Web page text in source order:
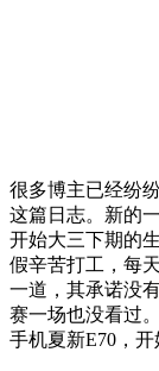
很多博主已经纷
这篇日志。新的
开始大三下期的
假辛苦打工，每
一道，其承诺没
赛一场也没看过
手机夏新E70，